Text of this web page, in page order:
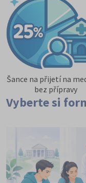
Šance na přijetí na
bez přípravy
Vyberte si